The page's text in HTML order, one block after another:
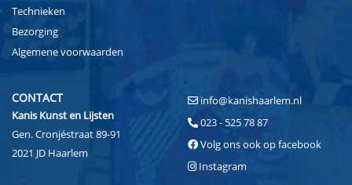
Technieken
Bezorging
Algemene voorwaarden
CONTACT
Kanis Kunst en Lijsten
Gen. Cronjéstraat 89-91
2021 JD Haarlem
info@kanishaarlem.nl
023 - 525 78 87
Volg ons ook op facebook
Instagram